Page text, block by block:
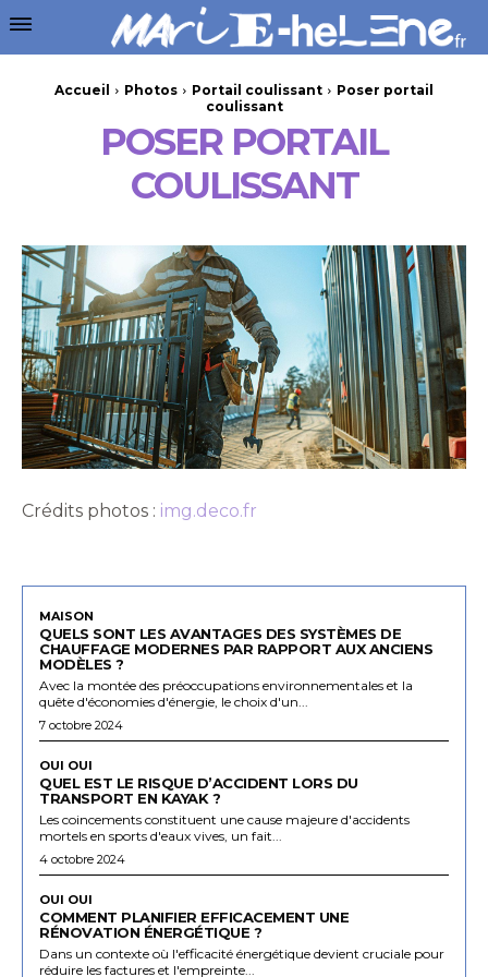
Accueil Photos Portail coulissant
Poser portail
coulissant
POSER PORTAIL
COULISSANT
Crédits photos : img.deco.fr
MAISON
QUELS SONT LES AVANTAGES DES SYSTÈMES DE
CHAUFFAGE MODERNES PAR RAPPORT AUX ANCIENS
MODÈLES ?
Avec la montée des préoccupations environnementales et la
quête d'économies d'énergie, le choix d'un...
7 octobre 2024
OUI OUI
QUEL EST LE RISQUE D’ACCIDENT LORS DU
TRANSPORT EN KAYAK ?
Les coincements constituent une cause majeure d'accidents
mortels en sports d'eaux vives, un fait...
4 octobre 2024
OUI OUI
COMMENT PLANIFIER EFFICACEMENT UNE
RÉNOVATION ÉNERGÉTIQUE ?
Dans un contexte où l'efficacité énergétique devient cruciale pour
réduire les factures et l'empreinte...